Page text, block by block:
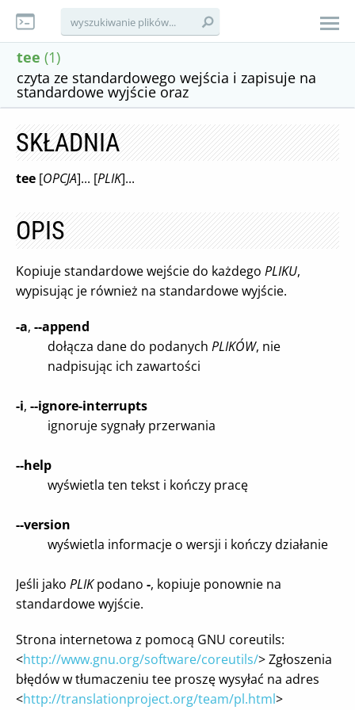
tee (1)
czyta ze standardowego wejścia i zapisuje na
standardowe wyjście oraz
SKŁADNIA
tee [OPCJA]... [PLIK]...
OPIS
Kopiuje standardowe wejście do każdego PLIKU,
wypisując je również na standardowe wyjście.
-a, --append
dołącza dane do podanych PLIKÓW, nie
nadpisując ich zawartości
-i, --ignore-interrupts
ignoruje sygnały przerwania
--help
wyświetla ten tekst i kończy pracę
--version
wyświetla informacje o wersji i kończy działanie
Jeśli jako PLIKpodano -, kopiuje ponownie na
standardowe wyjście.
Strona internetowa z pomocą GNU coreutils:
<http://www.gnu.org/software/coreutils/> Zgłoszenia
błędów w tłumaczeniu tee proszę wysyłać na adres
<http://translationproject.org/team/pl.html>